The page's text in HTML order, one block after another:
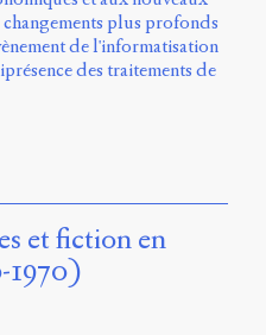
changements plus profonds
de l'informatisation
des traitements de
et fiction en
1970)